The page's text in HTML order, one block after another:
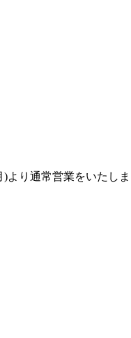
)より通常営業をいたし